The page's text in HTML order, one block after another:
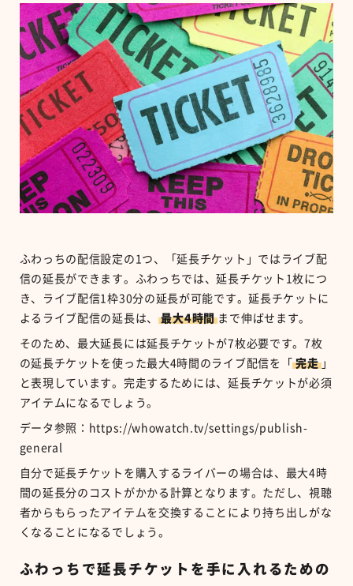
ふわっちの配信設定の 1 つ、「延長チケット」ではライブ配
信の延長ができます。ふわっちでは、延長チケット 1枚につ
き、ライブ配信1枠30分の延長が可能です。延長チケットに
よるライブ配信の延長は、
最大4時間 まで伸ばせます。
そのため、最大延長には延長チケットが7枚必要です。7枚
の延長チケットを使った最大4時間のライブ配信を「 完走 」
と表現しています。完走するためには、延長チケットが必須
アイテムになるでしょう。
データ参照：
https://whowatch.tv/settings/publish-
general
自分で延長チケットを購入するライバーの場合は、最大4 時
間の延長分のコストがかかる計算となります。ただし、視聴
者からもらったアイテムを交換することにより持ち出しがな
くなることになるでしょう。
ふわっちで延長チケットを手に入れるための